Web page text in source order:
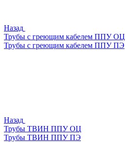
Назад
Трубы с греющим кабелем ППУ ОЦ
Трубы с греющим кабелем ППУ ПЭ
Назад
Трубы ТВИН ППУ ОЦ
Трубы ТВИН ППУ ПЭ